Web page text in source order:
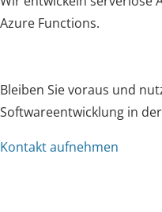
Azure Functions.
Bleiben Sie voraus und
Softwareentwicklung in
Kontakt aufnehmen